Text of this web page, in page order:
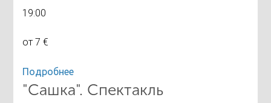
19:00
от 7 €
Подробнее
"Сашка". Спектакль